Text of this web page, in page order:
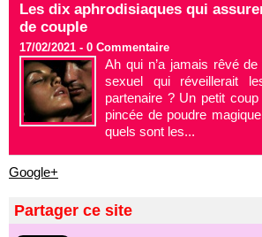
Les dix aphrodisiaques qui
de couple
17/02/2021 - 0 Commentaire
Ah qui n’a jamais rêvé
sexuel qui réveillerait
partenaire ? Un petit
pincée de poudre
quels sont les...
Google+
Partager ce site